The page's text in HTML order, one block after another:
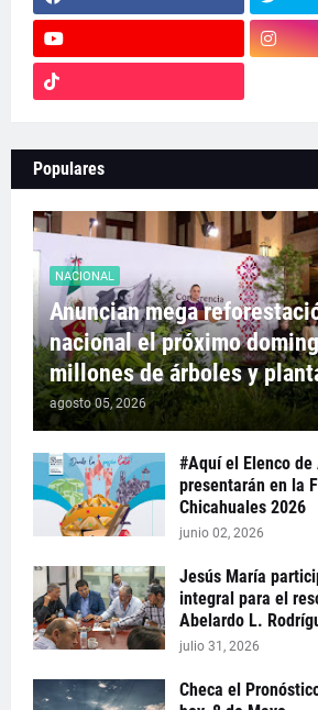
Populares
NACIONAL
Anuncian mega
nacional el próximo
millones de árboles y
agosto 05, 2026
#Aquí el Elenco
presentarán en la
Chicahuales 2026
junio 02, 2026
Jesús María
integral para el
Abelardo L.
julio 31, 2026
Checa el